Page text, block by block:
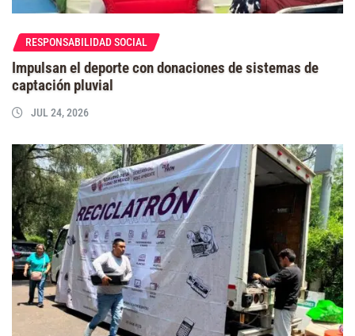
RESPONSABILIDAD SOCIAL
Impulsan el deporte con donaciones de sistemas de
captación pluvial
JUL 24, 2026